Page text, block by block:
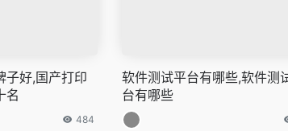
子好,国产打印
名
484
软件测试平台有哪些,软件测
台有哪些